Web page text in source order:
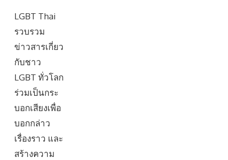
LGBT Thai
รวบรวม
ข่าวสารเกี่ยว
กับชาว
LGBT ทั่วโลก
ร่วมเป็นกระ
บอกเสียงเพื่อ
บอกกล่าว
เรื่องราว และ
สร้างความ